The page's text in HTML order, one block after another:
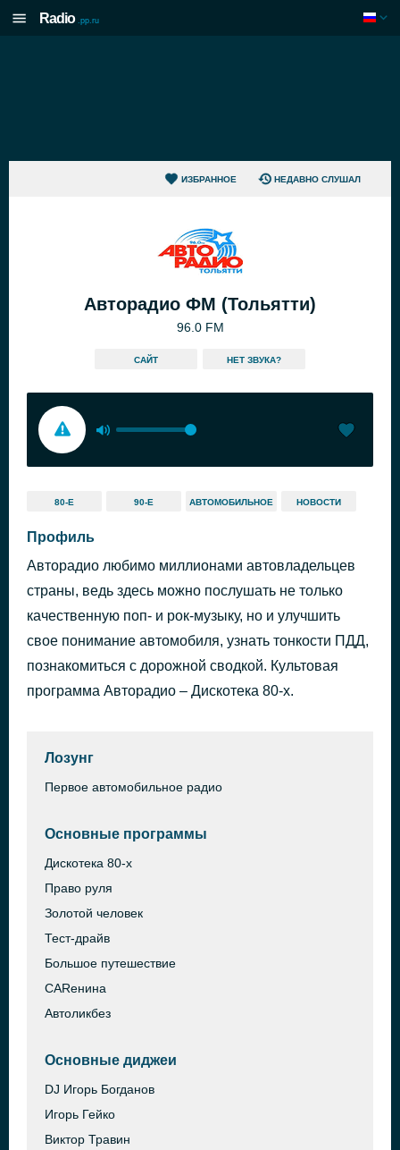
Radio .pp.ru
ИЗБРАННОЕ НЕДАВНО СЛУШАЛ
Авторадио ФМ (Тольятти)
96.0 FM
САЙТ HЕТ ЗВУКА?
80-Е 90-Е АВТОМОБИЛЬНОЕ НОВОСТИ
Профиль
Авторадио любимо миллионами автовладельцев
страны, ведь здесь можно послушать не только
качественную поп- и рок-музыку, но и улучшить
свое понимание автомобиля, узнать тонкости ПДД,
познакомиться с дорожной сводкой. Культовая
программа Авторадио – Дискотека 80-х.
Лозунг
Первое автомобильное радио
Основные программы
Дискотека 80-х
Право руля
Золотой человек
Тест-драйв
Большое путешествие
CARенина
Автоликбез
Основные диджеи
DJ Игорь Богданов
Игорь Гейко
Виктор Травин